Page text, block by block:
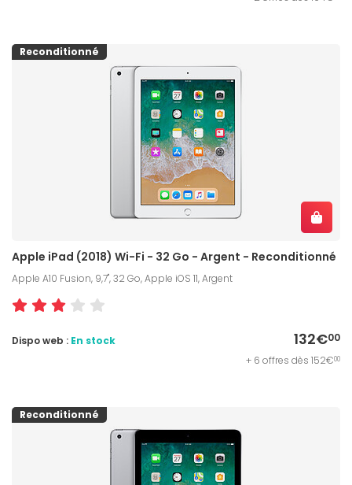
Reconditionné
Apple iPad (2018) Wi-Fi - 32 Go - Argent - Reconditionné
Apple A10 Fusion, 9,7", 32 Go, Apple iOS 11, Argent
132€00
Dispo web : En stock
+ 6 offres dès 152€00
Reconditionné